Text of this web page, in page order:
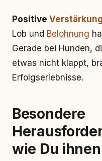
Positive Verstärkung
Lob und Belohnung
Gerade bei Hunden,
etwas nicht klappt,
Erfolgserlebnisse.
Besondere
wie Du